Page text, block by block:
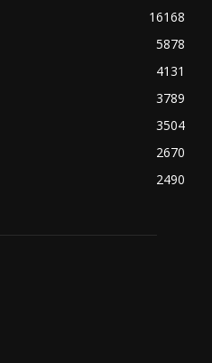
16168
5878
4131
3789
3504
2670
2490